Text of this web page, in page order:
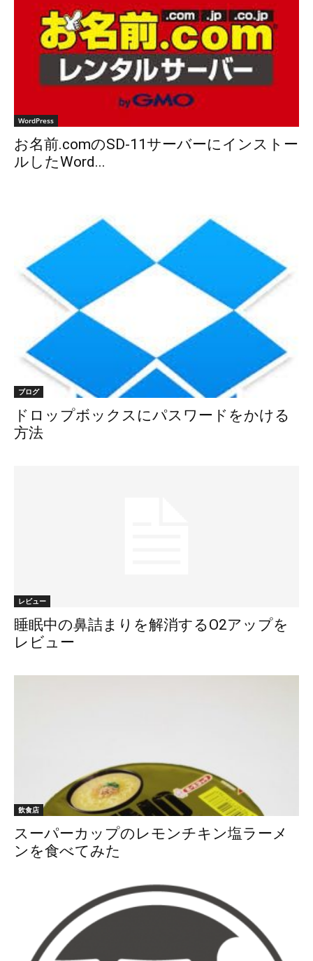
WordPress
お名前.comのSD-11サーバーにインストー
ルしたWord...
ブログ
ドロップボックスにパスワードをかける
方法
レビュー
睡眠中の鼻詰まりを解消するO2アップを
レビュー
飲食店
スーパーカップのレモンチキン塩ラーメ
ンを食べてみた